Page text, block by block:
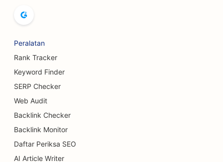
SEO untuk Pabrik Bir
SEO untuk Layanan Pembesaran Payudara
SEO untuk Truk Burger
SEO untuk Toko Kue
SEO untuk Dealer Mobil
SEO untuk Ahli Bedah Luka Bakar
Peralatan
Rank Tracker
Keyword Finder
SERP Checker
Web Audit
Backlink Checker
Backlink Monitor
Daftar Periksa SEO
AI Article Writer